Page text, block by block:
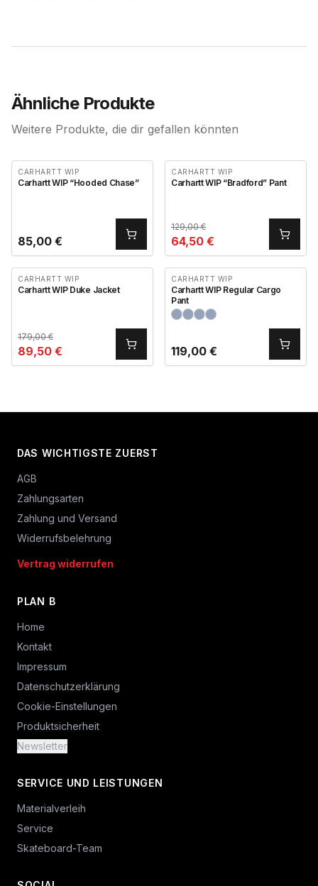
Ähnliche Produkte
Weitere Produkte, die dir gefallen könnten
CARHARTT WIP
Carhartt WIP “Hooded Chase”
85,00 €
CARHARTT WIP
Carhartt WIP “Bradford” Pant
129,00€
64,50 €
CARHARTT WIP
Carhartt WIP Duke Jacket
179,00€
89,50 €
CARHARTT WIP
Carhartt WIP Regular Cargo
Pant
119,00 €
DAS WICHTIGSTE ZUERST
AGB
Zahlungsarten
Zahlung und Versand
Widerrufsbelehrung
Vertrag widerrufen
PLAN B
Home
Kontakt
Impressum
Datenschutzerklärung
Cookie-Einstellungen
Produktsicherheit
Newsletter
SERVICE UND LEISTUNGEN
Materialverleih
Service
Skateboard-Team